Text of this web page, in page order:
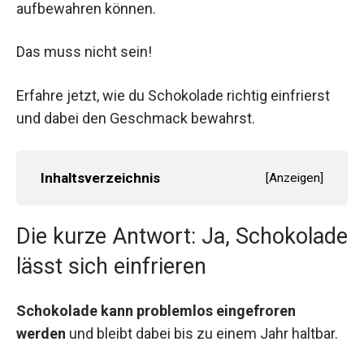
aufbewahren können.
Das muss nicht sein!
Erfahre jetzt, wie du Schokolade richtig einfrierst
und dabei den Geschmack bewahrst.
Inhaltsverzeichnis [Anzeigen]
Die kurze Antwort: Ja, Schokolade
lässt sich einfrieren
Schokolade kann problemlos eingefroren
werden und bleibt dabei bis zu einem Jahr haltbar.